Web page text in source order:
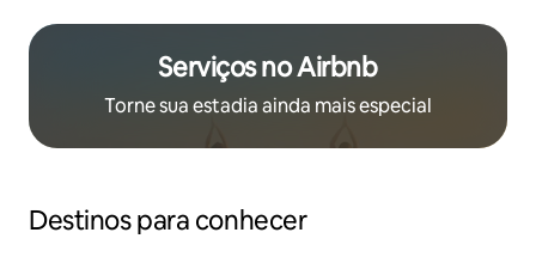
Serviços no Airbnb
Torne sua estadia ainda mais especial
Destinos para conhecer